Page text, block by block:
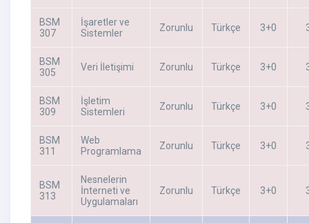
BSM
307
İşaretler ve
Sistemler
Zorunlu Türkçe 3+0
BSM
305
Veri İletişimi Zorunlu Türkçe 3+0
BSM
309
İşletim
Sistemleri
Zorunlu Türkçe 3+0
BSM
311
Web
Programlama
Zorunlu Türkçe 3+0
BSM
313
Nesnelerin
İnterneti ve
Uygulamaları
Zorunlu Türkçe 3+0